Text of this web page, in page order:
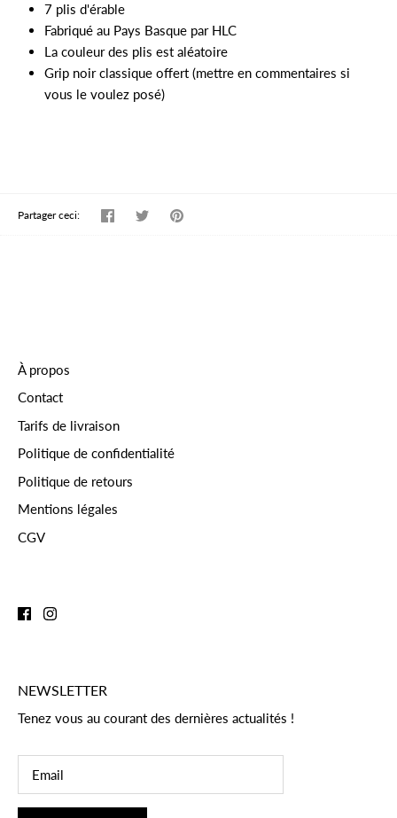
7 plis d'érable
Fabriqué au Pays Basque par HLC
La couleur des plis est aléatoire
Grip noir classique offert (mettre en commentaires si
vous le voulez posé)
Partager ceci: PartagerTweeterÉpingler
À propos
Contact
Tarifs de livraison
Politique de confidentialité
Politique de retours
Mentions légales
CGV
NEWSLETTER
Tenez vous au courant des dernières actualités !